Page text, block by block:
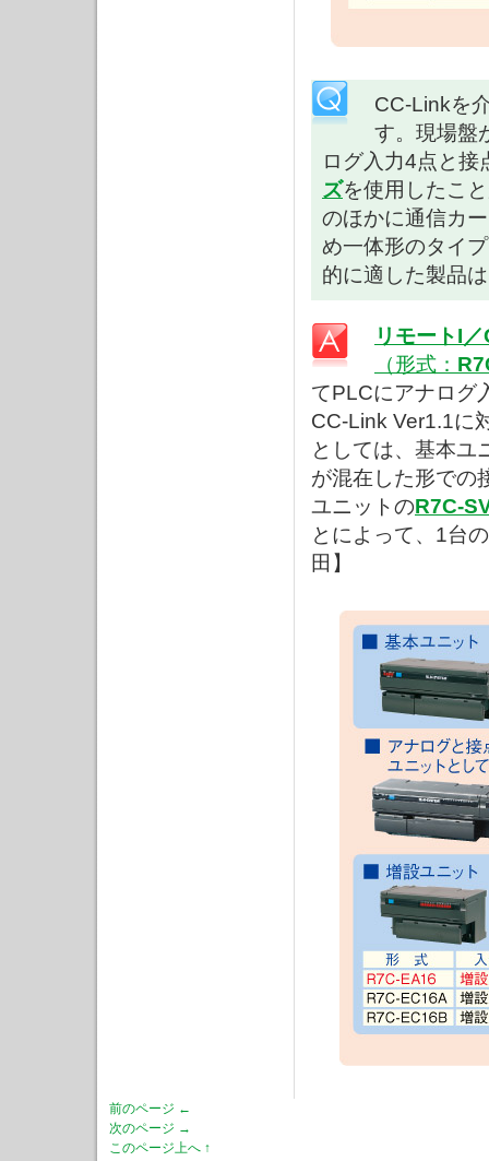
CC-Linkを
す。現場盤
ログ入力4点と接
ズを使用したこ
のほかに通信カ
め一体形のタイ
的に適した製品
リモートI
（形式：
てPLCにアナログ
CC-Link Ver1.1に
としては、基本ユ
が混在した形での
ユニットのR7C-
とによって、1台
田】
前のページ ←
次のページ →
このページ上へ ↑